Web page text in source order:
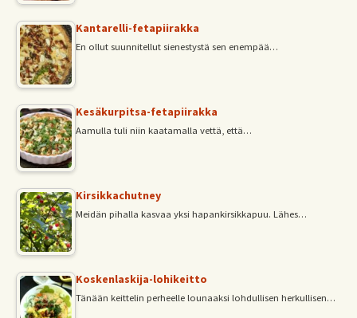
Kantarelli-fetapiirakka
En ollut suunnitellut sienestystä sen enempää…
Kesäkurpitsa-fetapiirakka
Aamulla tuli niin kaatamalla vettä, että…
Kirsikkachutney
Meidän pihalla kasvaa yksi hapankirsikkapuu. Lähes…
Koskenlaskija-lohikeitto
Tänään keittelin perheelle lounaaksi lohdullisen herkullisen…